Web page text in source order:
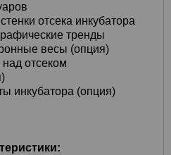
отсека инкубатора
тренды
весы (опция)
отсеком
инкубатора (опция)